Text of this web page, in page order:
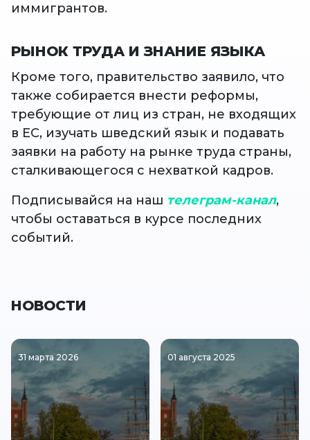
иммигрантов.
РЫНОК ТРУДА И ЗНАНИЕ ЯЗЫКА
Кроме того, правительство заявило, что
также собирается внести реформы,
требующие от лиц из стран, не входящих
в ЕС, изучать шведский язык и подавать
заявки на работу на рынке труда страны,
сталкивающегося с нехваткой кадров.
Подписывайся на наш телеграм-канал,
чтобы оставаться в курсе последних
событий.
НОВОСТИ
31 марта 2026 01 августа 2025